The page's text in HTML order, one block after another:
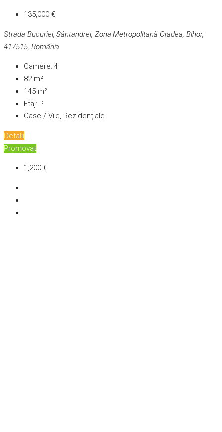
135,000 €
Strada Bucuriei, Sântandrei, Zona Metropolitană Oradea, Bihor,
417515, România
Camere: 4
82 m²
145 m²
Etaj: P
Case / Vile, Rezidențiale
Detalii
Promovat
1,200 €